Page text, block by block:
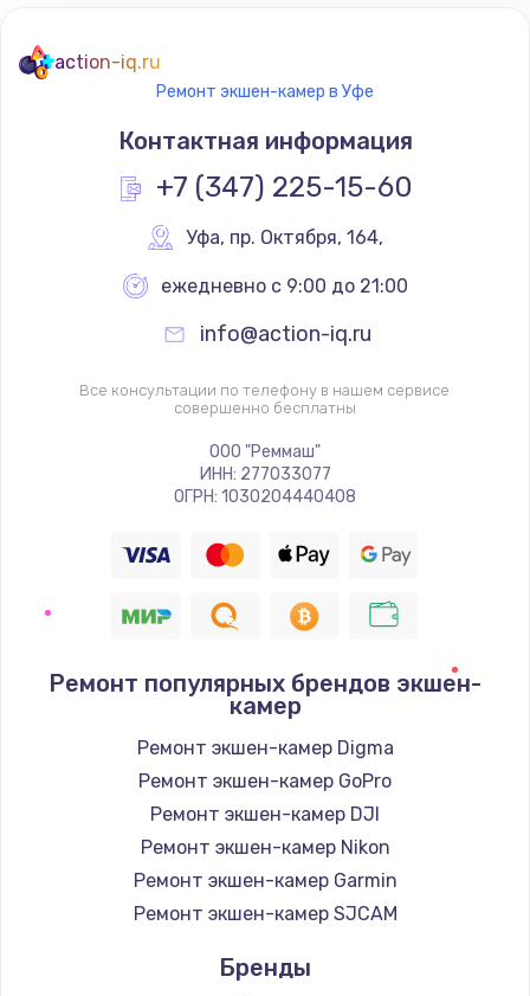
Замена тачпада
1330 руб.
Заказать
Замена контроллера питания
2600 руб.
Заказать
Чистка от пыли
Заказать
Настройка ОС
Заказать
Ремонт подсветки
1200 руб.
Настройка BIOS
930 руб.
Заказать
action-iq.ru
Ремонт экшен-камер в Уфе
Контактная информация
+7 (347) 225-15-60
Уфа, пр. Октября, 164,
ежедневно с 9:00 до 21:00
info@action-iq.ru
Все консультации по телефону в нашем сервисе
совершенно бесплатны
ООО "Реммаш"
ИНН: 277033077
ОГРН: 1030204440408
Ремонт популярных брендов экшен-
камер
Ремонт экшен-камер Digma
Ремонт экшен-камер GoPro
Ремонт экшен-камер DJI
Ремонт экшен-камер Nikon
Ремонт экшен-камер Garmin
Ремонт экшен-камер SJCAM
Бренды